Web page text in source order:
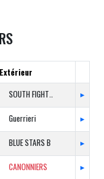
Extérieur
SOUTH FIGHTERS ▸
Guerrieri ▸
BLUE STARS B ▸
CANONNIERS ▸